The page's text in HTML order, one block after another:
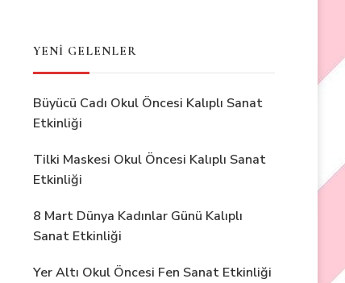
YENİ GELENLER
Büyücü Cadı Okul Öncesi Kalıplı Sanat
Etkinliği
Tilki Maskesi Okul Öncesi Kalıplı Sanat
Etkinliği
8 Mart Dünya Kadınlar Günü Kalıplı
Sanat Etkinliği
Yer Altı Okul Öncesi Fen Sanat Etkinliği